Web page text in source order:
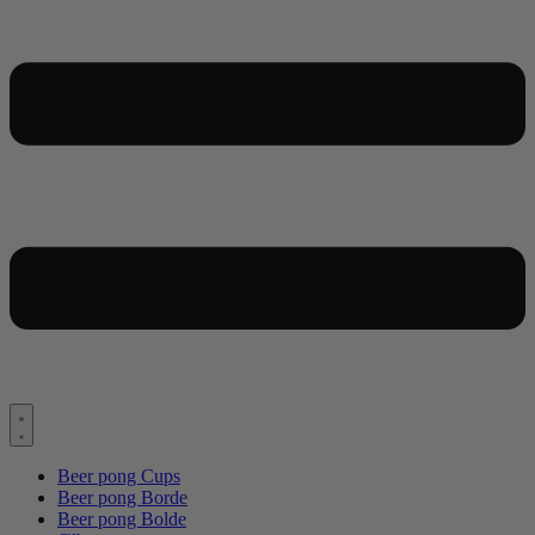
Beer pong Cups
Beer pong Borde
Beer pong Bolde